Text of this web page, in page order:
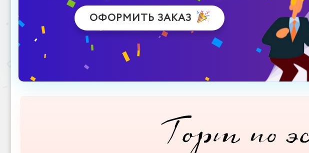
ОФОРМИТЬ ЗАКАЗ